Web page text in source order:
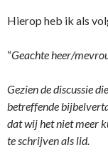
Hierop heb ik als
“Geachte heer/
Gezien de discussie
betreffende
dat wij het niet meer
te schrijven als lid.